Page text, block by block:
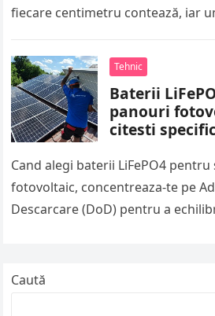
fiecare centimetru contează, iar
Tehnic
Baterii
panouri
citesti
Cand alegi baterii LiFePO4
fotovoltaic, concentreaza-te pe
Descarcare (DoD) pentru a
Caută